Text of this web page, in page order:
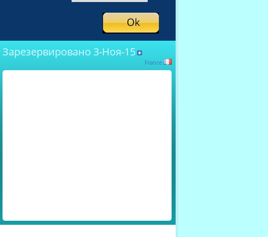
Зарезервировано 3-Ноя-15
France